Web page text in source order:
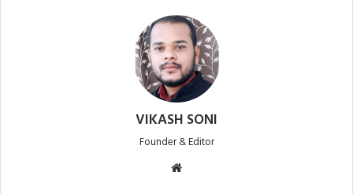
VIKASH SONI
Founder & Editor